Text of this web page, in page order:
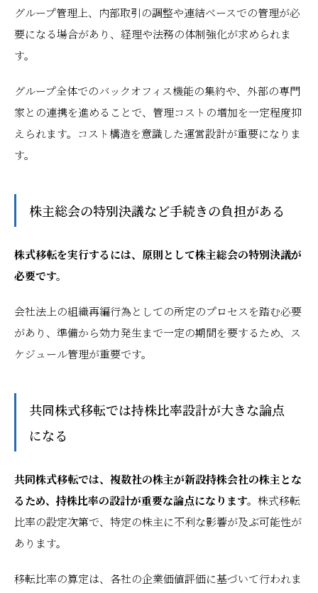
グループ管理上、内部取引の調整や連結ベースでの管理が必
要になる場合があり、経理や法務の体制強化が求められま
す。
グループ全体でのバックオフィス機能の集約や、外部の専門
家との連携を進めることで、管理コストの増加を一定程度抑
えられます。コスト構造を意識した運営設計が重要になりま
す。
株主総会の特別決議など手続きの負担がある
株式移転を実行するには、原則として株主総会の特別決議が
必要です。
会社法上の組織再編行為としての所定のプロセスを踏む必要
があり、準備から効力発生まで一定の期間を要するため、ス
ケジュール管理が重要です。
共同株式移転では持株比率設計が大きな論点
になる
共同株式移転では、複数社の株主が新設持株会社の株主とな
るため、持株比率の設計が重要な論点になります。 株式移転
比率の設定次第で、特定の株主に不利な影響が及ぶ可能性が
あります。
移転比率の算定は、各社の企業価値評価に基づいて行われま